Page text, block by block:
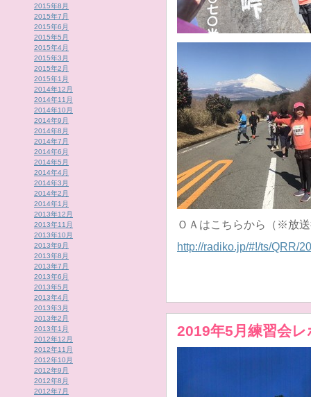
2015年8月
2015年7月
2015年6月
2015年5月
2015年4月
2015年3月
2015年2月
2015年1月
2014年12月
2014年11月
2014年10月
2014年9月
2014年8月
2014年7月
2014年6月
2014年5月
2014年4月
2014年3月
2014年2月
2014年1月
2013年12月
2013年11月
2013年10月
2013年9月
2013年8月
2013年7月
2013年6月
2013年5月
2013年4月
2013年3月
2013年2月
2013年1月
2012年12月
2012年11月
2012年10月
2012年9月
2012年8月
2012年7月
ＯＡはこちらから（※放
http://radiko.jp/#!/ts/QRR/
2019年5月練習会